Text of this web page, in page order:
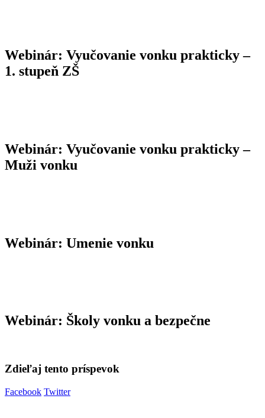
Webinár: Vyučovanie vonku prakticky –
1. stupeň ZŠ
Webinár: Vyučovanie vonku prakticky –
Muži vonku
Webinár: Umenie vonku
Webinár: Školy vonku a bezpečne
Zdieľaj tento príspevok
Facebook Twitter